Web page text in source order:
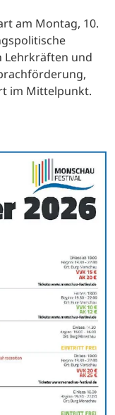
am Montag, 10.
Lehrkräften und
im Mittelpunkt.